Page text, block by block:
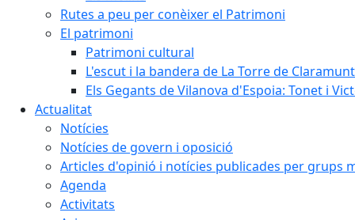
Rutes a peu per conèixer el Patrimoni
El patrimoni
Patrimoni cultural
L'escut i la bandera de La Torre de Claramunt
Els Gegants de Vilanova d'Espoia: Tonet i
Actualitat
Notícies
Notícies de govern i oposició
Articles d'opinió i notícies publicades per grups
Agenda
Activitats